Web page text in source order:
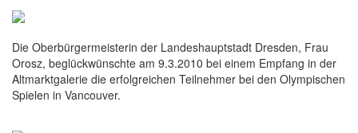
Die Oberbürgermeisterin der Landeshauptstadt Dresden, Frau
Orosz, beglückwünschte am 9.3.2010 bei einem Empfang in der
Altmarktgalerie die erfolgreichen Teilnehmer bei den Olympischen
Spielen in Vancouver.